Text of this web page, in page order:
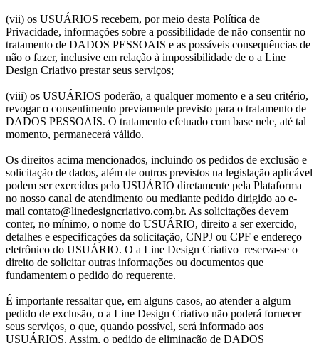
(vii) os USUÁRIOS recebem, por meio desta Política de
Privacidade, informações sobre a possibilidade de não consentir no
tratamento de DADOS PESSOAIS e as possíveis consequências de
não o fazer, inclusive em relação à impossibilidade de o a Line
Design Criativo prestar seus serviços;
(viii) os USUÁRIOS poderão, a qualquer momento e a seu critério,
revogar o consentimento previamente previsto para o tratamento de
DADOS PESSOAIS. O tratamento efetuado com base nele, até tal
momento, permanecerá válido.
Os direitos acima mencionados, incluindo os pedidos de exclusão e
solicitação de dados, além de outros previstos na legislação aplicável
podem ser exercidos pelo USUÁRIO diretamente pela Plataforma
no nosso canal de atendimento ou mediante pedido dirigido ao e-
mail contato@linedesigncriativo.com.br. As solicitações devem
conter, no mínimo, o nome do USUÁRIO, direito a ser exercido,
detalhes e especificações da solicitação, CNPJ ou CPF e endereço
eletrônico do USUÁRIO. O a Line Design Criativo reserva-se o
direito de solicitar outras informações ou documentos que
fundamentem o pedido do requerente.
É importante ressaltar que, em alguns casos, ao atender a algum
pedido de exclusão, o a Line Design Criativo não poderá fornecer
seus serviços, o que, quando possível, será informado aos
USUÁRIOS. Assim, o pedido de eliminação de DADOS